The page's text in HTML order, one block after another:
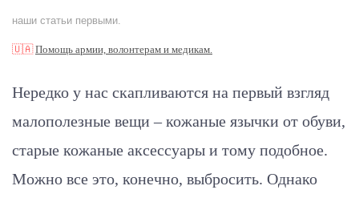
наши статьи первыми.
🇺🇦Помощь армии, волонтерам и медикам.
Нередко у нас скапливаются на первый взгляд
малополезные вещи – кожаные язычки от обуви,
старые кожаные аксессуары и тому подобное.
Можно все это, конечно, выбросить. Однако